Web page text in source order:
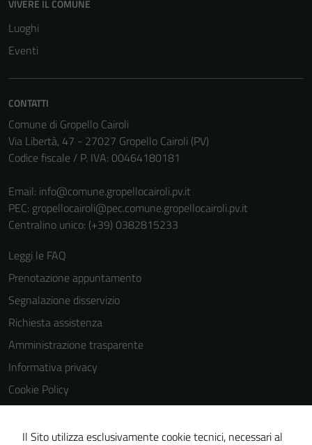
VIVERE IL COMUNE
Luoghi
Eventi
CONTATTI
Comune di Gropello Cairoli
Via Libertà, 47 - 27027 Gropello Cairoli (PV)
Codice fiscale / P. IVA: 00464180181
Email: info@comune.gropellocairoli.pv.it
PEC: gropellocairoli@pec.comune.gropellocairoli.pv.it
Centralino unico: (+39) 0382815233
Leggi le FAQ
Prenotazione appuntamento
Segnalazione disservizio
Richiesta assistenza
Amministrazione trasparente
Informativa privacy
Cookie Policy
Note legali
Dichiarazione di accessibilità
Il Sito utilizza esclusivamente cookie tecnici, necessari al
personali.